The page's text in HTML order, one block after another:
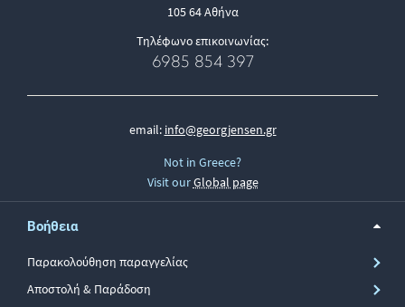
105 64 Αθήνα
Τηλέφωνο επικοινωνίας:
6985 854 397
email: info@georgjensen.gr
Not in Greece?
Visit ourGlobal page
Βοήθεια
Παρακολούθηση παραγγελίας
Αποστολή & Παράδοση